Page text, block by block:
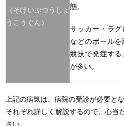
（そけいぶつうしょ
うこうぐん）
態。
サッカー・ラグ
などのボールを
競技で発症する
が多い。
上記の病気は、病院の受診が必要と
それぞれ詳しく解説するので、心当
さい。